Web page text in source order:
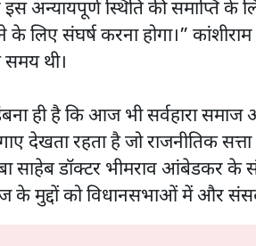
अन्यायपूर्ण स्थिति की समाप्ति
के लिए संघर्ष करना होगा।”
थी।
ही है कि आज भी सर्वहारा
देखता रहता है जो राजनीतिक
साहेब डॉक्टर भीमराव आंबेडकर
के मुद्दों को विधानसभाओं में और